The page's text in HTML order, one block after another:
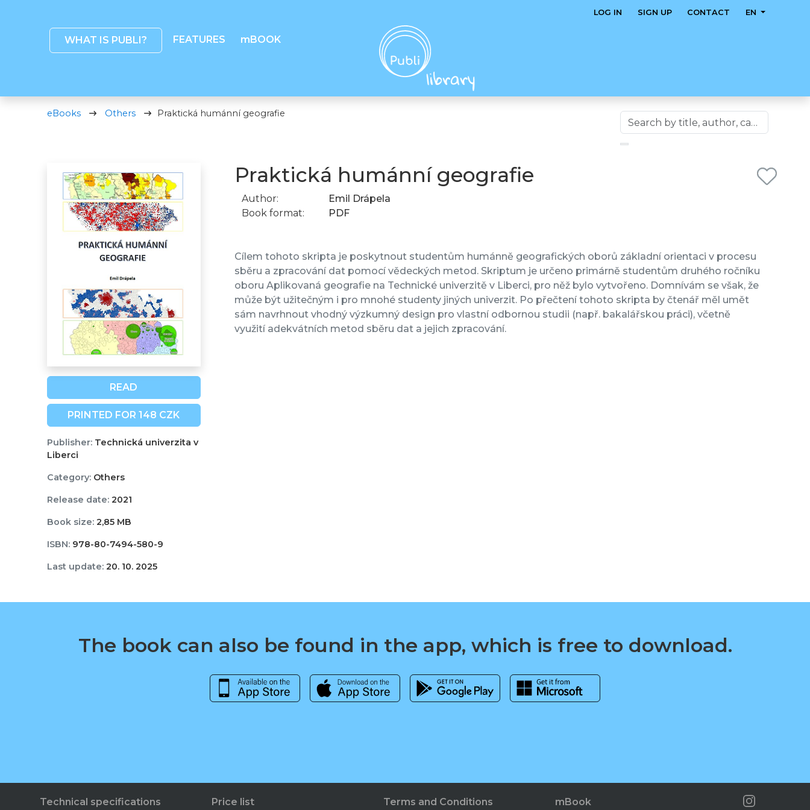
WHAT IS PUBLI? FEATURES mBOOK
LOG IN SIGN UP CONTACT EN
eBooks Others Praktická humánní geografie
READ
PRINTED FOR 148 CZK
Publisher:Technická univerzita v
Liberci
Category:Others
Release date:2021
Book size:2,85 MB
ISBN:978-80-7494-580-9
Last update:20. 10. 2025
Praktická humánní geografie
Author:
Emil Drápela
Book format:
PDF
Cílem tohoto skripta je poskytnout studentům humánně geografických oborů základní orientaci v procesu
sběru a zpracování dat pomocí vědeckých metod. Skriptum je určeno primárně studentům druhého ročníku
oboru Aplikovaná geografie na Technické univerzitě v Liberci, pro něž bylo vytvořeno. Domnívám se však, že
může být užitečným i pro mnohé studenty jiných univerzit. Po přečtení tohoto skripta by čtenář měl umět
sám navrhnout vhodný výzkumný design pro vlastní odbornou studii (např. bakalářskou práci), včetně
využití adekvátních metod sběru dat a jejich zpracování.
The book can also be found in the app, which is free to download.
Technical specifications Price list Terms and Conditions mBook